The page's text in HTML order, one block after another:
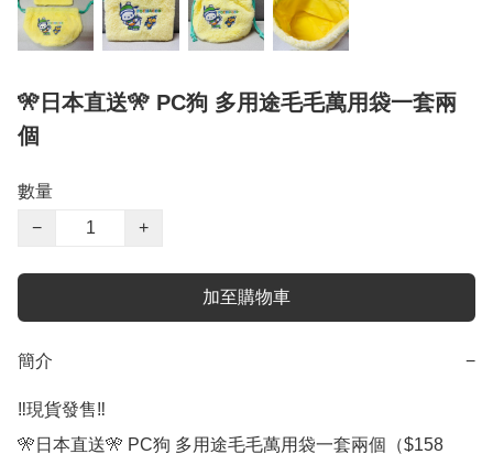
🎌日本直送🎌 PC狗 多用途毛毛萬用袋一套兩
個
數量
−
+
加至購物車
簡介 −
‼️現貨發售‼️
🎌日本直送🎌 PC狗 多用途毛毛萬用袋一套兩個（$158